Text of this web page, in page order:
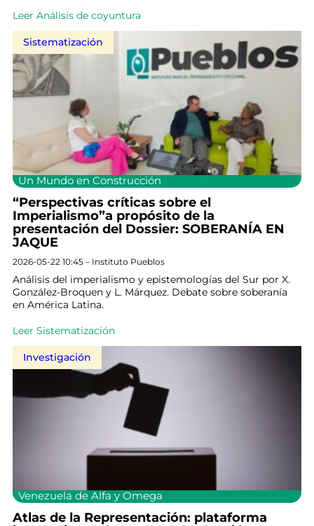
Leer Análisis de coyuntura
Sistematización
Un Mundo en Construcción
“Perspectivas críticas sobre el
Imperialismo”a propósito de la
presentación del Dossier: SOBERANÍA EN
JAQUE
2026-05-22 10:45 – Instituto Pueblos
Análisis del imperialismo y epistemologías del Sur por X.
González-Broquen y L. Márquez. Debate sobre soberanía
en América Latina.
Leer Sistematización
Investigación
Venezuela de Alfa y Omega
Atlas de la Representación: plataforma